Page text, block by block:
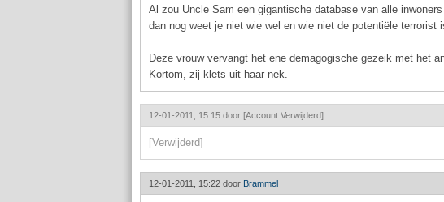
Al zou Uncle Sam een gigantische database van alle
dan nog weet je niet wie wel en wie niet de potentiële terrorist
Deze vrouw vervangt het ene demagogische gezeik met het
Kortom, zij klets uit haar nek.
12-01-2011, 15:15 door [Account Verwijderd]
[Verwijderd]
12-01-2011, 15:22 door Brammel